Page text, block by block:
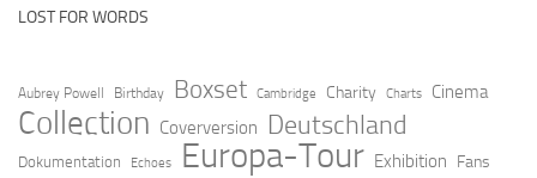
LOST FOR WORDS
Aubrey Powell Birthday Boxset Cambridge Charity Charts Cinema
Collection Coverversion Deutschland
Dokumentation Echoes Europa-Tour Exhibition Fans